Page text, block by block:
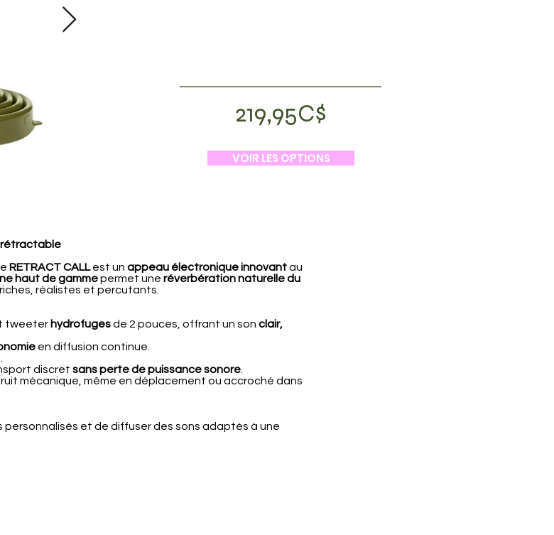
219,95C$
VOIR LES OPTIONS
rétractable
RETRACT CALLest un appeau électronique innovantau
haut de gammepermet une réverbération naturelle du
réalistes et percutants.
tweeter hydrofugesde 2 pouces, offrant un son clair,
en diffusion continue.
discret sans perte de puissance sonore
mécanique, même en déplacement ou accroché dans
et de diffuser des sons adaptés à une